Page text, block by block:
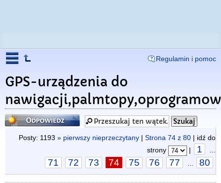
Regulamin i pomoc
GPS-urządzenia do
Odpowiedz
Posty: 1193 » pierwszy nieprzeczytany | Strona 74 z 80 | idź do
strony
| 1
71 72 73 74 75 76 77 80